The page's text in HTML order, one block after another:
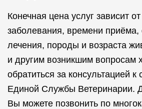
Конечная цена услуг зависит
заболевания, времени приёма,
лечения, породы и возраста
и другим возникшим вопросам
обратиться за консультацией к
Единой Службы Ветеринарии.
Вы можете позвонить по